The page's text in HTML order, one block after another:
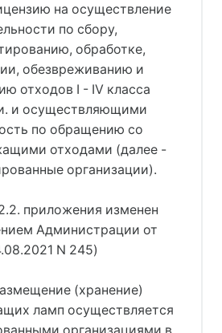
на осуществление
по сбору,
обработке,
обезвреживанию и
отходов I - IV класса
и осуществляющими
по обращению со
отходами (далее -
организации).
приложения изменен
Администрации от
N 245)
(хранение)
ламп осуществляется
организациями в